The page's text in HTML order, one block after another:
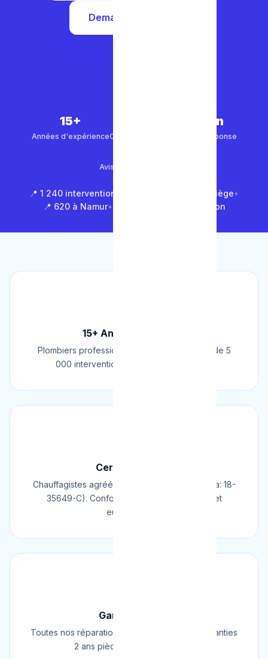
Demander un devis
15+
Années d'expérienceClients satisfaits
30 min
Temps de réponse
Avis Google (500+)
📍 1 240 interventions à Bruxelles 📍 850 à Liège•
📍 620 à Namur• 📍 1 430 en Brabant Wallon
15+ Ans d'Expérience
Plombiers professionnels depuis 2009. Plus de 5
000 interventions réussies en Belgique.
Certifié & Agréé
Chauffagistes agréés Cerga/Cedicol (N° Cerga: 18-
35649-C). Conformes aux normes belges et
européennes.
Garantie 2 Ans
Toutes nos réparations et installations sont garanties
2 ans pièces et main d'œuvre.